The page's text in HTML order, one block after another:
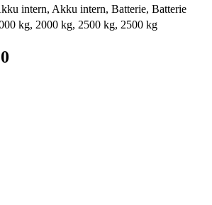
intern, Akku intern, Batterie, Batterie
kg, 2000 kg, 2500 kg, 2500 kg
0